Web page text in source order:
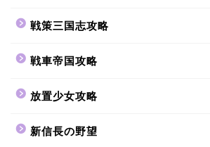
戦策三国志攻略
戦車帝国攻略
放置少女攻略
新信長の野望